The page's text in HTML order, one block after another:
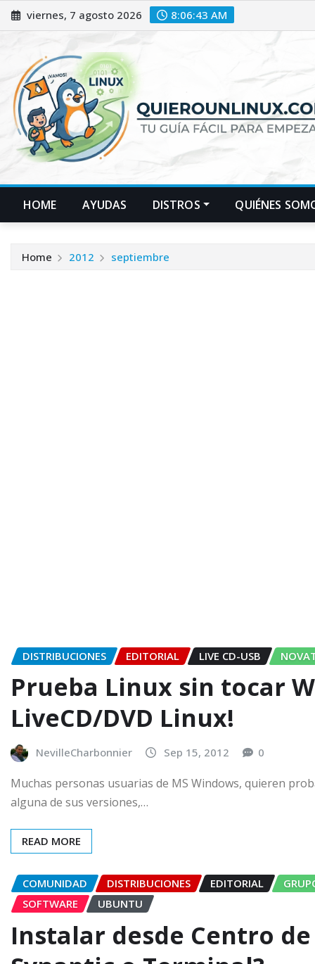
Skip
to
viernes, 7 agosto 2026 8:06:43 AM
HOME AYUDAS DISTROS QUIÉNES
Home 2012 septiembre
DISTRIBUCIONES EDITORIAL LIVE CD-USB
Prueba Linux sin tocar
LiveCD/DVD Linux!
NevilleCharbonnier Sep 15, 2012 0
Muchas personas usuarias de MS Windows, quieren
alguna de sus versiones,…
READ MORE
COMUNIDAD DISTRIBUCIONES EDITORIAL
SOFTWARE
UBUNTU
Instalar desde Centro